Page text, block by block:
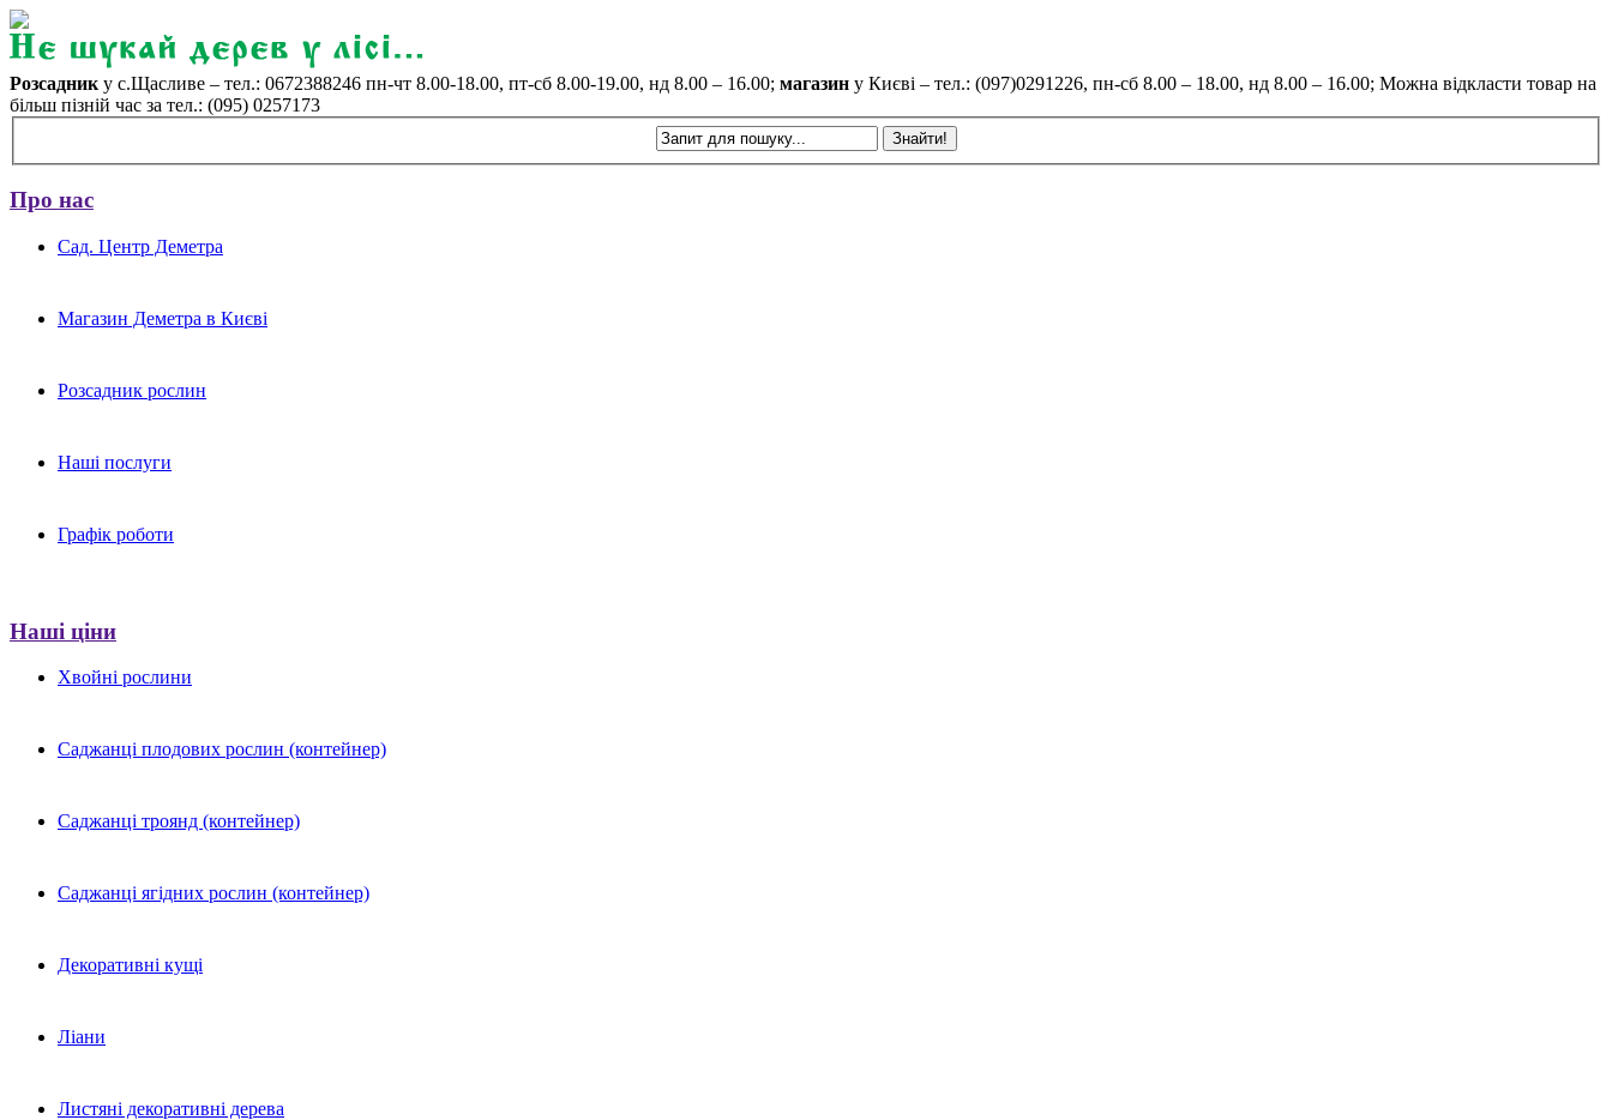
Розсадник у с.Щасливе – тел.: 0672388246 пн-чт 8.00-18.00, пт-сб 8.00-19.00, нд 8.00 – 16.00; магазин у Києві – тел.: (097)0291226, пн-сб 8.00 – 18.00, нд 8.00 – 16.00; Можна відкласти товар на
більш пізній час за тел.: (095) 0257173
Про нас
Сад. Центр Деметра
Магазин Деметра в Києві
Розсадник рослин
Наші послуги
Графік роботи
Наші ціни
Хвойні рослини
Саджанці плодових рослин (контейнер)
Саджанці троянд (контейнер)
Саджанці ягідних рослин (контейнер)
Декоративні кущі
Ліани
Листяні декоративні дерева